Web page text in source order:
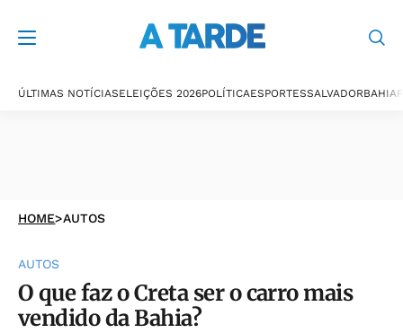
ÚLTIMAS NOTÍCIASELEIÇÕES 2026POLÍTICAESPORTESSALVADORBAHIA
HOME>AUTOS
AUTOS
O que faz o Creta ser o carro mais
vendido da Bahia?